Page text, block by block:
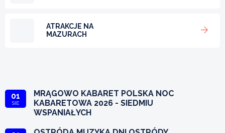
ATRAKCJE NA
MAZURACH
01
SIE
MRĄGOWO KABARET POLSKA NOC
KABARETOWA 2026 - SIEDMIU
WSPANIAŁYCH